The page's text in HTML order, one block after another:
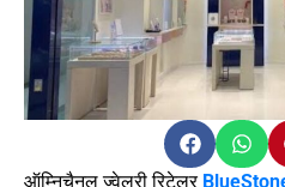
ऑम्निचैनल ज्वेलरी रिटेलर